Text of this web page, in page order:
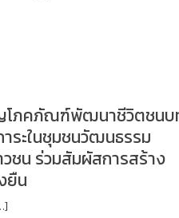
ญโภคภัณฑ์พัฒนาชีวิตชน
ระในชุมชนวัฒนธรรม
ชน ร่วมสัมผัสการสร้าง
ยืน